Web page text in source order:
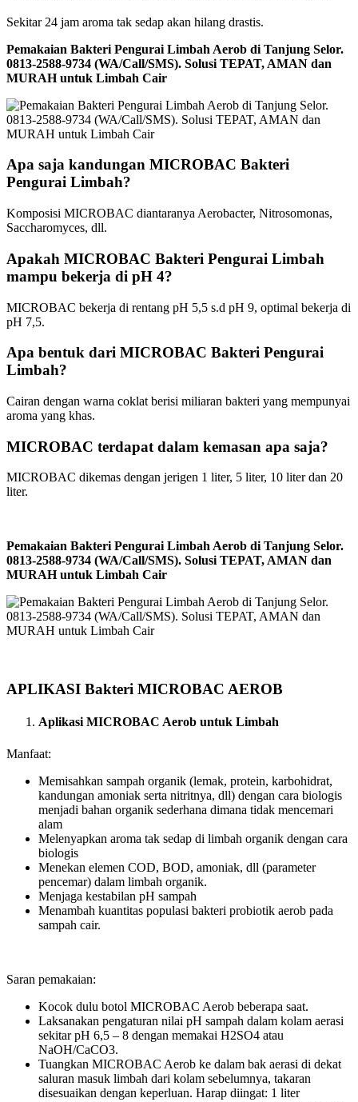
Sekitar 24 jam aroma tak sedap akan hilang drastis.
Pemakaian Bakteri Pengurai Limbah Aerob di Tanjung Selor.
0813-2588-9734 (WA/Call/SMS). Solusi TEPAT, AMAN dan
MURAH untuk Limbah Cair
Apa saja kandungan MICROBAC Bakteri
Pengurai Limbah?
Komposisi MICROBAC diantaranya Aerobacter, Nitrosomonas,
Saccharomyces, dll.
Apakah MICROBAC Bakteri Pengurai Limbah
mampu bekerja di pH 4?
MICROBAC bekerja di rentang pH 5,5 s.d pH 9, optimal bekerja di
pH 7,5.
Apa bentuk dari MICROBAC Bakteri Pengurai
Limbah?
Cairan dengan warna coklat berisi miliaran bakteri yang mempunyai
aroma yang khas.
MICROBAC terdapat dalam kemasan apa saja?
MICROBAC dikemas dengan jerigen 1 liter, 5 liter, 10 liter dan 20
liter.
Pemakaian Bakteri Pengurai Limbah Aerob di Tanjung Selor.
0813-2588-9734 (WA/Call/SMS). Solusi TEPAT, AMAN dan
MURAH untuk Limbah Cair
APLIKASI Bakteri MICROBAC AEROB
Aplikasi MICROBAC Aerob untuk Limbah
Manfaat:
Memisahkan sampah organik (lemak, protein, karbohidrat,
kandungan amoniak serta nitritnya, dll) dengan cara biologis
menjadi bahan organik sederhana dimana tidak mencemari
alam
Melenyapkan aroma tak sedap di limbah organik dengan cara
biologis
Menekan elemen COD, BOD, amoniak, dll (parameter
pencemar) dalam limbah organik.
Menjaga kestabilan pH sampah
Menambah kuantitas populasi bakteri probiotik aerob pada
sampah cair.
Saran pemakaian:
Kocok dulu botol MICROBAC Aerob beberapa saat.
Laksanakan pengaturan nilai pH sampah dalam kolam aerasi
sekitar pH 6,5 – 8 dengan memakai H2SO4 atau
NaOH/CaCO3.
Tuangkan MICROBAC Aerob ke dalam bak aerasi di dekat
saluran masuk limbah dari kolam sebelumnya, takaran
disesuaikan dengan keperluan. Harap diingat: 1 liter